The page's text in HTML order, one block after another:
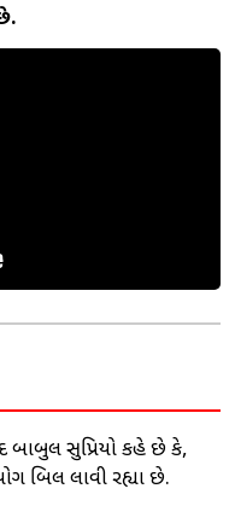
બાબુલ સુપ્રિયો કહે છે કે,
બિલ લાવી રહ્યા છે.